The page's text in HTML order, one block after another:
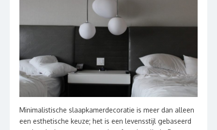
Minimalistische slaapkamerdecoratie is meer dan alleen
een esthetische keuze; het is een levensstijl gebaseerd